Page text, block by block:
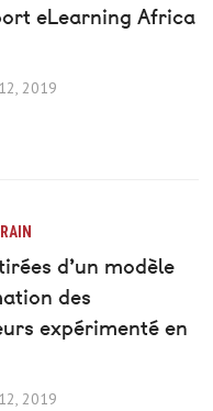
eLearning Africa
2019
d’un modèle
des
expérimenté en
2019